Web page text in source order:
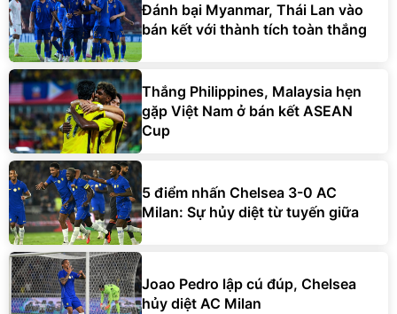
Đánh bại Myanmar, Thái Lan vào
bán kết với thành tích toàn thắng
Thắng Philippines, Malaysia hẹn
gặp Việt Nam ở bán kết ASEAN
Cup
5 điểm nhấn Chelsea 3-0 AC
Milan: Sự hủy diệt từ tuyến giữa
Joao Pedro lập cú đúp, Chelsea
hủy diệt AC Milan